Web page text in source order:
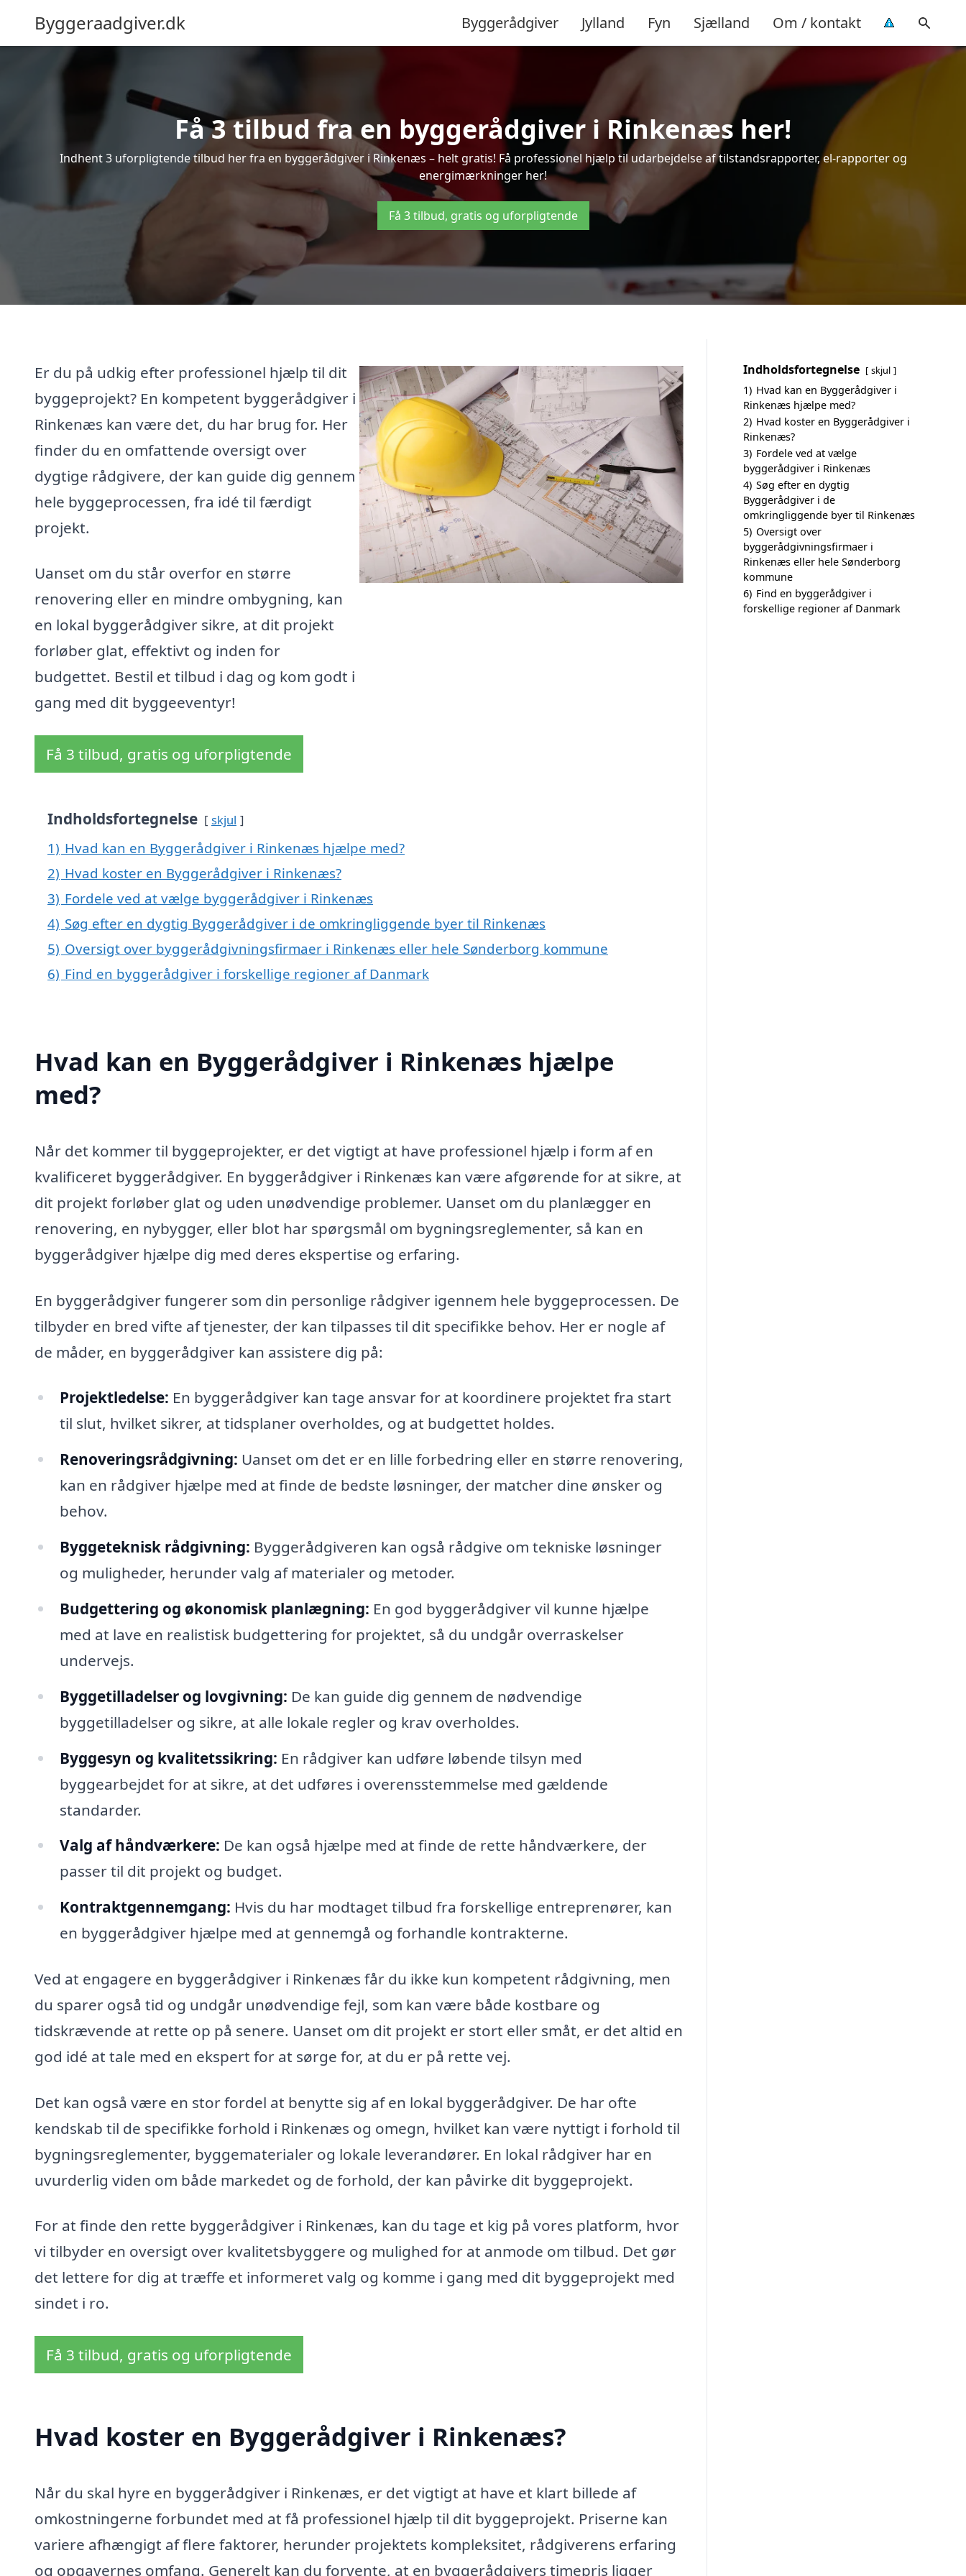
Byggeraadgiver.dk Byggerådgiver Jylland Fyn Sjælland Om / kontakt
Få 3 tilbud fra en byggerådgiver i Rinkenæs her!
Indhent 3 uforpligtende tilbud her fra en byggerådgiver i Rinkenæs – helt gratis! Få professionel hjælp til udarbejdelse af tilstandsrapporter, el-rapporter og
energimærkninger her!
Få 3 tilbud, gratis og uforpligtende
Er du på udkig efter professionel hjælp til dit
byggeprojekt? En kompetent byggerådgiver i
Rinkenæs kan være det, du har brug for. Her
finder du en omfattende oversigt over
dygtige rådgivere, der kan guide dig gennem
hele byggeprocessen, fra idé til færdigt
projekt.
Uanset om du står overfor en større
renovering eller en mindre ombygning, kan
en lokal byggerådgiver sikre, at dit projekt
forløber glat, effektivt og inden for
budgettet. Bestil et tilbud i dag og kom godt i
gang med dit byggeeventyr!
Få 3 tilbud, gratis og uforpligtende
Indholdsfortegnelse skjul
1) Hvad kan en Byggerådgiver i Rinkenæs hjælpe med?
2) Hvad koster en Byggerådgiver i Rinkenæs?
3) Fordele ved at vælge byggerådgiver i Rinkenæs
4) Søg efter en dygtig Byggerådgiver i de omkringliggende byer til Rinkenæs
5) Oversigt over byggerådgivningsfirmaer i Rinkenæs eller hele Sønderborg kommune
6) Find en byggerådgiver i forskellige regioner af Danmark
Hvad kan en Byggerådgiver i Rinkenæs hjælpe
med?
Når det kommer til byggeprojekter, er det vigtigt at have professionel hjælp i form af en
kvalificeret byggerådgiver. En byggerådgiver i Rinkenæs kan være afgørende for at sikre, at
dit projekt forløber glat og uden unødvendige problemer. Uanset om du planlægger en
renovering, en nybygger, eller blot har spørgsmål om bygningsreglementer, så kan en
byggerådgiver hjælpe dig med deres ekspertise og erfaring.
En byggerådgiver fungerer som din personlige rådgiver igennem hele byggeprocessen. De
tilbyder en bred vifte af tjenester, der kan tilpasses til dit specifikke behov. Her er nogle af
de måder, en byggerådgiver kan assistere dig på:
Projektledelse: En byggerådgiver kan tage ansvar for at koordinere projektet fra start
til slut, hvilket sikrer, at tidsplaner overholdes, og at budgettet holdes.
Renoveringsrådgivning: Uanset om det er en lille forbedring eller en større renovering,
kan en rådgiver hjælpe med at finde de bedste løsninger, der matcher dine ønsker og
behov.
Byggeteknisk rådgivning: Byggerådgiveren kan også rådgive om tekniske løsninger
og muligheder, herunder valg af materialer og metoder.
Budgettering og økonomisk planlægning: En god byggerådgiver vil kunne hjælpe
med at lave en realistisk budgettering for projektet, så du undgår overraskelser
undervejs.
Byggetilladelser og lovgivning: De kan guide dig gennem de nødvendige
byggetilladelser og sikre, at alle lokale regler og krav overholdes.
Byggesyn og kvalitetssikring: En rådgiver kan udføre løbende tilsyn med
byggearbejdet for at sikre, at det udføres i overensstemmelse med gældende
standarder.
Valg af håndværkere: De kan også hjælpe med at finde de rette håndværkere, der
passer til dit projekt og budget.
Kontraktgennemgang: Hvis du har modtaget tilbud fra forskellige entreprenører, kan
en byggerådgiver hjælpe med at gennemgå og forhandle kontrakterne.
Ved at engagere en byggerådgiver i Rinkenæs får du ikke kun kompetent rådgivning, men
du sparer også tid og undgår unødvendige fejl, som kan være både kostbare og
tidskrævende at rette op på senere. Uanset om dit projekt er stort eller småt, er det altid en
god idé at tale med en ekspert for at sørge for, at du er på rette vej.
Det kan også være en stor fordel at benytte sig af en lokal byggerådgiver. De har ofte
kendskab til de specifikke forhold i Rinkenæs og omegn, hvilket kan være nyttigt i forhold til
bygningsreglementer, byggematerialer og lokale leverandører. En lokal rådgiver har en
uvurderlig viden om både markedet og de forhold, der kan påvirke dit byggeprojekt.
For at finde den rette byggerådgiver i Rinkenæs, kan du tage et kig på vores platform, hvor
vi tilbyder en oversigt over kvalitetsbyggere og mulighed for at anmode om tilbud. Det gør
det lettere for dig at træffe et informeret valg og komme i gang med dit byggeprojekt med
sindet i ro.
Få 3 tilbud, gratis og uforpligtende
Hvad koster en Byggerådgiver i Rinkenæs?
Når du skal hyre en byggerådgiver i Rinkenæs, er det vigtigt at have et klart billede af
omkostningerne forbundet med at få professionel hjælp til dit byggeprojekt. Priserne kan
variere afhængigt af flere faktorer, herunder projektets kompleksitet, rådgiverens erfaring
og opgavernes omfang. Generelt kan du forvente, at en byggerådgivers timepris ligger
Indholdsfortegnelse skjul
1) Hvad kan en Byggerådgiver i
Rinkenæs hjælpe med?
2) Hvad koster en Byggerådgiver i
Rinkenæs?
3) Fordele ved at vælge
byggerådgiver i Rinkenæs
4) Søg efter en dygtig
Byggerådgiver i de
omkringliggende byer til Rinkenæs
5) Oversigt over
byggerådgivningsfirmaer i
Rinkenæs eller hele Sønderborg
kommune
6) Find en byggerådgiver i
forskellige regioner af Danmark